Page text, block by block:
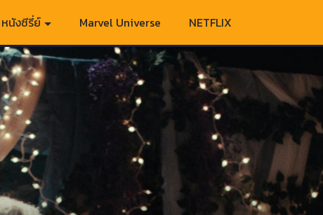
หนังซีรี่ย์ Marvel Universe NETFLIX